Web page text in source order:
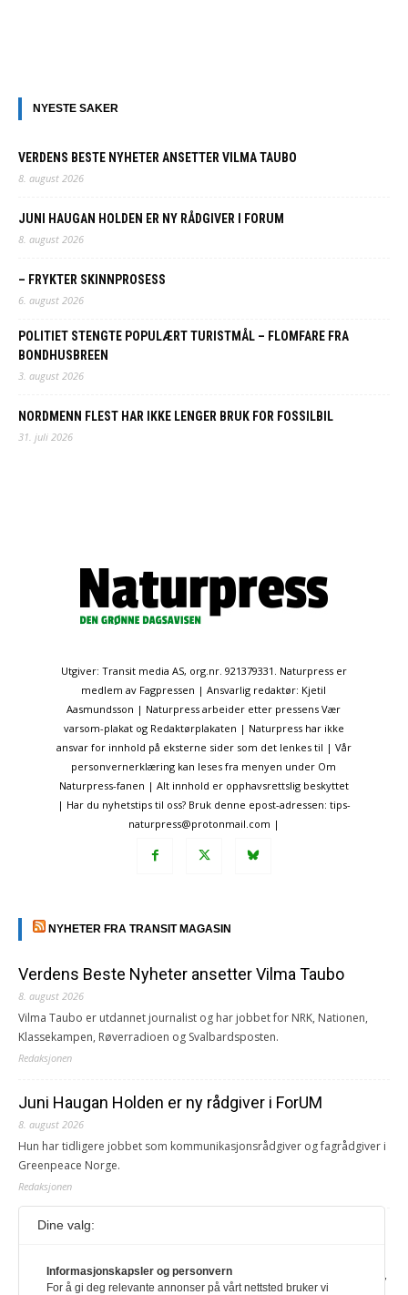
NYESTE SAKER
VERDENS BESTE NYHETER ANSETTER VILMA TAUBO
8. august 2026
JUNI HAUGAN HOLDEN ER NY RÅDGIVER I FORUM
8. august 2026
– FRYKTER SKINNPROSESS
6. august 2026
POLITIET STENGTE POPULÆRT TURISTMÅL – FLOMFARE FRA
BONDHUSBREEN
3. august 2026
NORDMENN FLEST HAR IKKE LENGER BRUK FOR FOSSILBIL
31. juli 2026
Utgiver: Transit media AS, org.nr. 921379331. Naturpress er
medlem av Fagpressen | Ansvarlig redaktør: Kjetil
Aasmundsson | Naturpress arbeider etter pressens Vær
varsom-plakat og Redaktørplakaten | Naturpress har ikke
ansvar for innhold på eksterne sider som det lenkes til | Vår
personvernerklæring kan leses fra menyen under Om
Naturpress-fanen | Alt innhold er opphavsrettslig beskyttet
| Har du nyhetstips til oss? Bruk denne epost-adressen: tips-
naturpress@protonmail.com |
NYHETER FRA TRANSIT MAGASIN
Verdens Beste Nyheter ansetter Vilma Taubo
8. august 2026
Vilma Taubo er utdannet journalist og har jobbet for NRK, Nationen,
Klassekampen, Røverradioen og Svalbardsposten.
Redaksjonen
Juni Haugan Holden er ny rådgiver i ForUM
8. august 2026
Hun har tidligere jobbet som kommunikasjonsrådgiver og fagrådgiver i
Greenpeace Norge.
Redaksjonen
Journalist fra Vietnam idømt 7 års fengsel
Kommunistpartiet i Vietnam har total kontroll over alle offisielle medier,
Dine valg:
Informasjonskapsler og personvern
For å gi deg relevante annonser på vårt nettsted bruker vi